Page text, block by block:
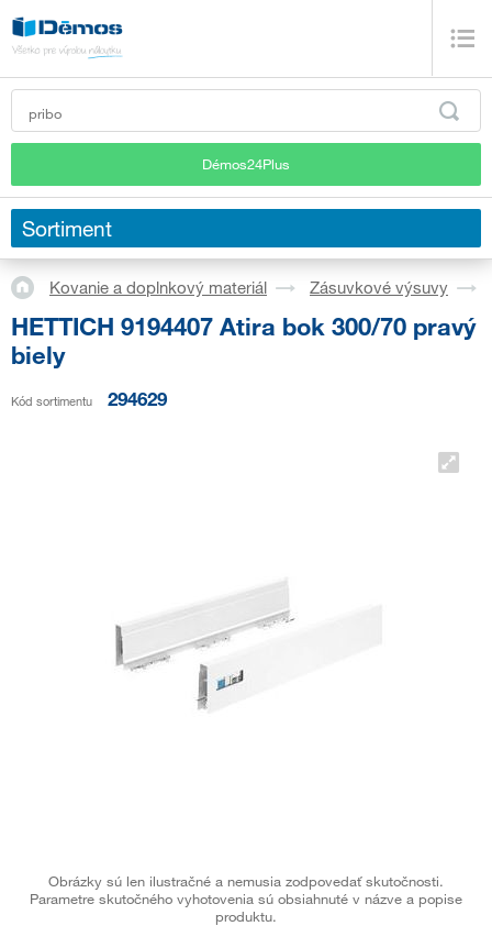
Démos24Plus
Sortiment
Kovanie a doplnkový materiál Zásuvkové výsuvy
HETTICH 9194407 Atira bok 300/70 pravý
biely
Kód sortimentu 294629
Obrázky sú len ilustračné a nemusia zodpovedať skutočnosti.
Parametre skutočného vyhotovenia sú obsiahnuté v názve a popise
produktu.